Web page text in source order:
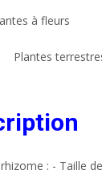
à fleurs
Plantes
: - Taille